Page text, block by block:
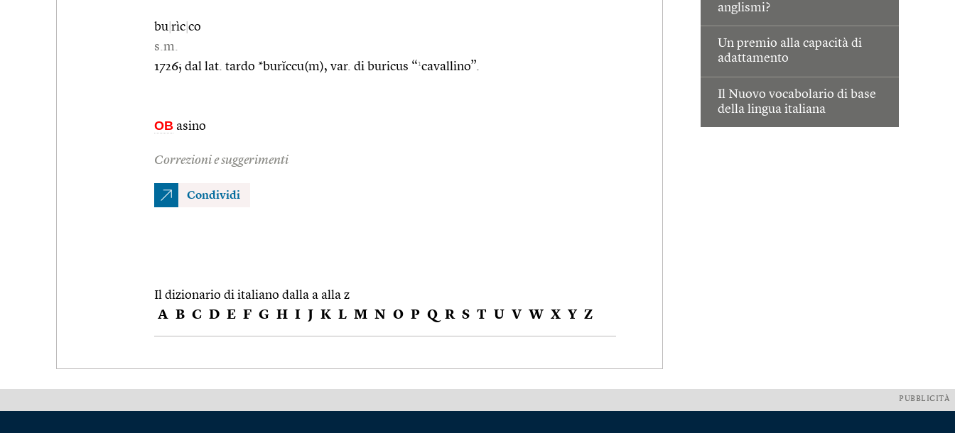
anglismi?
Un premio alla capacità di
adattamento
Il Nuovo vocabolario di base
della lingua italiana
bu rìc co
s.m.
1726; dal lat. tardo *burĭccu(m), var. di buricus “1cavallino”.
OB asino
Correzioni e suggerimenti
Condividi
Il dizionario di italiano dalla a alla z
A B C D E F G H I J K L M N O P Q R S T U V W X Y Z
PUBBLICITÀ